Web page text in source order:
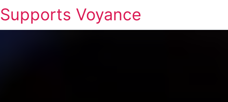
Supports Voyance